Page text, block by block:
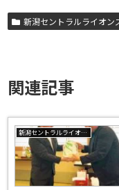
新潟セントラルライオン
関連記事
新潟セントラルライオンズクラブ